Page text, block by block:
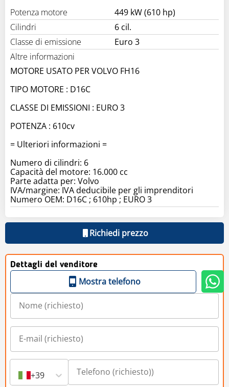
Potenza motore
449 kW (610 hp)
Cilindri
6 cil.
Classe di emissione
Euro 3
Altre informazioni
MOTORE USATO PER VOLVO FH16
TIPO MOTORE : D16C
CLASSE DI EMISSIONI : EURO 3
POTENZA : 610cv
= Ulteriori informazioni =
Numero di cilindri: 6
Capacità del motore: 16.000 cc
Parte adatta per: Volvo
IVA/margine: IVA deducibile per gli imprenditori
Numero OEM: D16C ; 610hp ; EURO 3
Richiedi prezzo
Dettagli del venditore
Mostra telefono
+39